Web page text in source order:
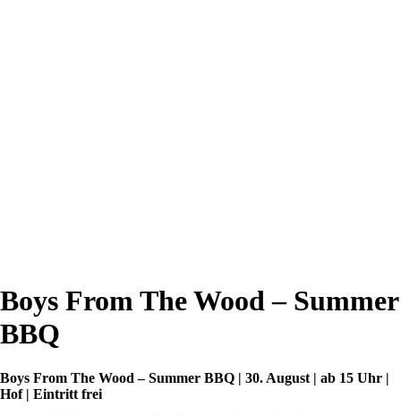
Boys From The Wood – Summer
BBQ
Boys From The Wood – Summer BBQ | 30. August | ab 15 Uhr |
Hof | Eintritt frei